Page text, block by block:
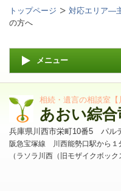
トップページ 対応エリア―
の方へ
メニュー
相続・遺言の相談室【
あおい綜
兵庫県川西市栄町10番5 パル
阪急宝塚線 川西能勢口駅から１
（ラソラ川西（旧モザイクボック